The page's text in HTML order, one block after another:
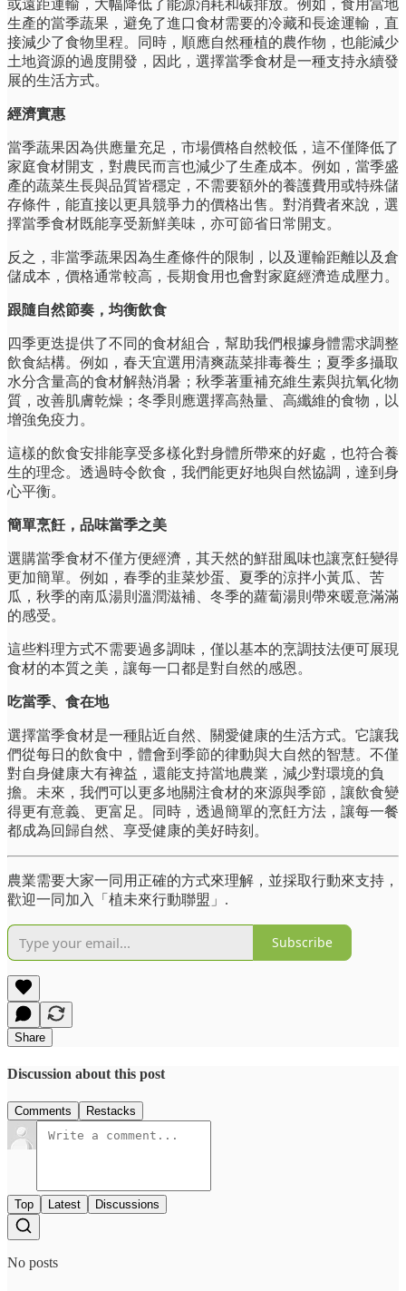
或遠距運輸，大幅降低了能源消耗和碳排放。例如，食用當地
生產的當季蔬果，避免了進口食材需要的冷藏和長途運輸，直
接減少了食物里程。同時，順應自然種植的農作物，也能減少
土地資源的過度開發，因此，選擇當季食材是一種支持永續發
展的生活方式。
經濟實惠
當季蔬果因為供應量充足，市場價格自然較低，這不僅降低了
家庭食材開支，對農民而言也減少了生產成本。例如，當季盛
產的蔬菜生長與品質皆穩定，不需要額外的養護費用或特殊儲
存條件，能直接以更具競爭力的價格出售。對消費者來說，選
擇當季食材既能享受新鮮美味，亦可節省日常開支。
反之，非當季蔬果因為生產條件的限制，以及運輸距離以及倉
儲成本，價格通常較高，長期食用也會對家庭經濟造成壓力。
跟隨自然節奏，均衡飲食
四季更迭提供了不同的食材組合，幫助我們根據身體需求調整
飲食結構。例如，春天宜選用清爽蔬菜排毒養生；夏季多攝取
水分含量高的食材解熱消暑；秋季著重補充維生素與抗氧化物
質，改善肌膚乾燥；冬季則應選擇高熱量、高纖維的食物，以
增強免疫力。
這樣的飲食安排能享受多樣化對身體所帶來的好處，也符合養
生的理念。透過時令飲食，我們能更好地與自然協調，達到身
心平衡。
簡單烹飪，品味當季之美
選購當季食材不僅方便經濟，其天然的鮮甜風味也讓烹飪變得
更加簡單。例如，春季的韭菜炒蛋、夏季的涼拌小黃瓜、苦
瓜，秋季的南瓜湯則溫潤滋補、冬季的蘿蔔湯則帶來暖意滿滿
的感受。
這些料理方式不需要過多調味，僅以基本的烹調技法便可展現
食材的本質之美，讓每一口都是對自然的感恩。
吃當季、食在地
選擇當季食材是一種貼近自然、關愛健康的生活方式。它讓我
們從每日的飲食中，體會到季節的律動與大自然的智慧。不僅
對自身健康大有裨益，還能支持當地農業，減少對環境的負
擔。未來，我們可以更多地關注食材的來源與季節，讓飲食變
得更有意義、更富足。同時，透過簡單的烹飪方法，讓每一餐
都成為回歸自然、享受健康的美好時刻。
農業需要大家一同用正確的方式來理解，並採取行動來支持，
歡迎一同加入「植未來行動聯盟」.
Subscribe
Share
Discussion about this post
Comments Restacks
Top Latest Discussions
No posts